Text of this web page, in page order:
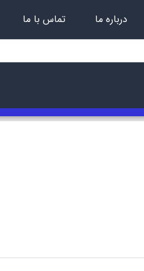
درباره ما تماس با ما